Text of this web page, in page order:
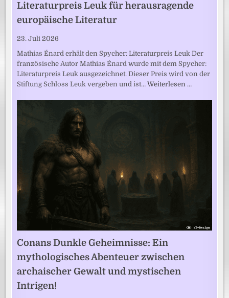
Literaturpreis Leuk für herausragende
europäische Literatur
23. Juli 2026
Mathias Énard erhält den Spycher: Literaturpreis Leuk Der
französische Autor Mathias Énard wurde mit dem Spycher:
Literaturpreis Leuk ausgezeichnet. Dieser Preis wird von der
Stiftung Schloss Leuk vergeben und ist…Weiterlesen …
Conans Dunkle Geheimnisse: Ein
mythologisches Abenteuer zwischen
archaischer Gewalt und mystischen
Intrigen!